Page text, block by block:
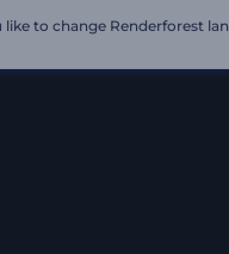
to change Renderforest